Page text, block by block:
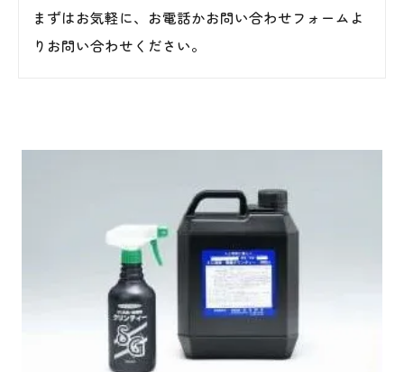
まずはお気軽に、お電話かお問い合わせフォームよ
りお問い合わせください。